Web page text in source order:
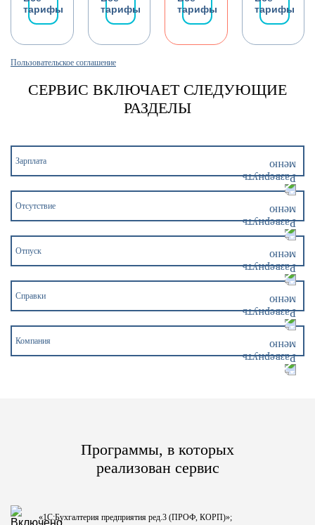
тарифы
тарифы
тарифы
тарифы
Пользовательское соглашение
СЕРВИС ВКЛЮЧАЕТ СЛЕДУЮЩИЕ
РАЗДЕЛЫ
Зарплата
Отсутствие
Отпуск
Справки
Компания
Программы, в которых
реализован сервис
«1С:Бухгалтерия предприятия ред.3 (ПРОФ, КОРП)»;